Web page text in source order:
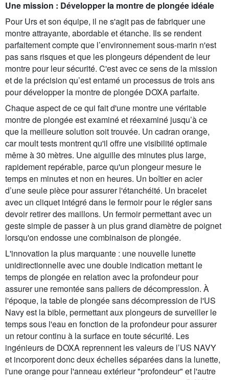
Une mission : Développer la montre de plongée idéale
Pour Urs et son équipe, il ne s'agit pas de fabriquer une
montre attrayante, abordable et étanche. Ils se rendent
parfaitement compte que l’environnement sous-marin n'est
pas sans risques et que les plongeurs dépendent de leur
montre pour leur sécurité. C'est avec ce sens de la mission
et de la précision qu’est entamé un processus de trois ans
pour développer la montre de plongée DOXA parfaite.
Chaque aspect de ce qui fait d'une montre une véritable
montre de plongée est examiné et réexaminé jusqu’à ce
que la meilleure solution soit trouvée. Un cadran orange,
car moult tests montrent qu'il offre une visibilité optimale
même à 30 mètres. Une aiguille des minutes plus large,
rapidement repérable, parce qu'un plongeur mesure le
temps en minutes et non en heures. Un boîtier en acier
d’une seule pièce pour assurer l'étanchéité. Un bracelet
avec un cliquet intégré dans le fermoir pour le régler sans
devoir retirer des maillons. Un fermoir permettant avec un
geste simple de passer à un plus grand diamètre de poignet
lorsqu'on endosse une combinaison de plongée.
L'innovation la plus marquante : une nouvelle lunette
unidirectionnelle avec une double indication mettant le
temps de plongée en relation avec la profondeur pour
assurer une remontée sans paliers de décompression. À
l'époque, la table de plongée sans décompression de l'US
Navy est la bible, permettant aux plongeurs de surveiller le
temps sous l'eau en fonction de la profondeur pour assurer
un retour continu à la surface en toute sécurité. Les
ingénieurs de DOXA reprennent les valeurs de l’US NAVY
et incorporent donc deux échelles séparées dans la lunette,
l'une orange pour l'anneau extérieur "profondeur" et l'autre